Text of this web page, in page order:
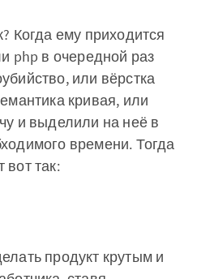
Когда ему приходится
php в очередной раз
или вёрстка
кривая, или
и выделили на неё в
времени. Тогда
вот так:
продукт крутым и